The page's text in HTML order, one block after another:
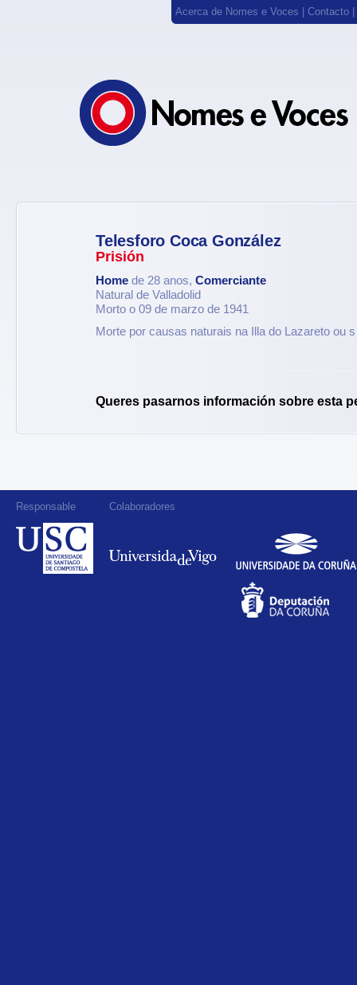
Acerca de Nomes e Voces Contacto
Telesforo Coca González
Prisión
Home de 28 anos, Comerciante
Natural de Valladolid
Morto o 09 de marzo de 1941
Morte por causas naturais na Illa do Lazareto ou
Queres pasarnos información sobre esta
Responsable Colaboradores